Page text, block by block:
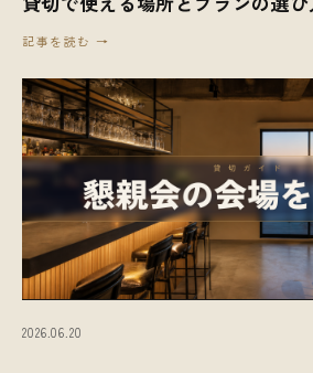
記事を読む →
2026.06.20